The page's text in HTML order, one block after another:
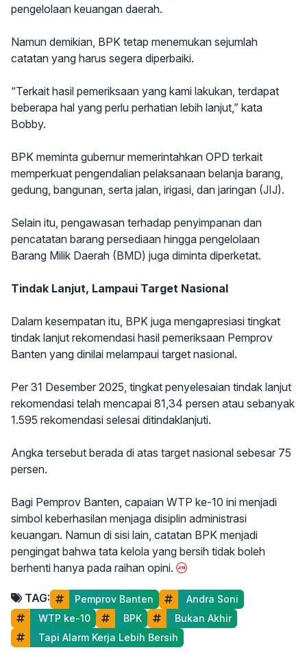
pengelolaan keuangan daerah.
Namun demikian, BPK tetap menemukan sejumlah
catatan yang harus segera diperbaiki.
“Terkait hasil pemeriksaan yang kami lakukan, terdapat
beberapa hal yang perlu perhatian lebih lanjut,” kata
Bobby.
BPK meminta gubernur memerintahkan OPD terkait
memperkuat pengendalian pelaksanaan belanja barang,
gedung, bangunan, serta jalan, irigasi, dan jaringan (JIJ).
Selain itu, pengawasan terhadap penyimpanan dan
pencatatan barang persediaan hingga pengelolaan
Barang Milik Daerah (BMD) juga diminta diperketat.
Tindak Lanjut, Lampaui Target Nasional
Dalam kesempatan itu, BPK juga mengapresiasi tingkat
tindak lanjut rekomendasi hasil pemeriksaan Pemprov
Banten yang dinilai melampaui target nasional.
Per 31 Desember 2025, tingkat penyelesaian tindak lanjut
rekomendasi telah mencapai 81,34 persen atau sebanyak
1.595 rekomendasi selesai ditindaklanjuti.
Angka tersebut berada di atas target nasional sebesar 75
persen.
Bagi Pemprov Banten, capaian WTP ke-10 ini menjadi
simbol keberhasilan menjaga disiplin administrasi
keuangan. Namun di sisi lain, catatan BPK menjadi
pengingat bahwa tata kelola yang bersih tidak boleh
berhenti hanya pada raihan opini.
TAG: Pemprov Banten
Andra Soni
WTP ke-10
BPK
Bukan Akhir
Tapi Alarm Kerja Lebih Bersih